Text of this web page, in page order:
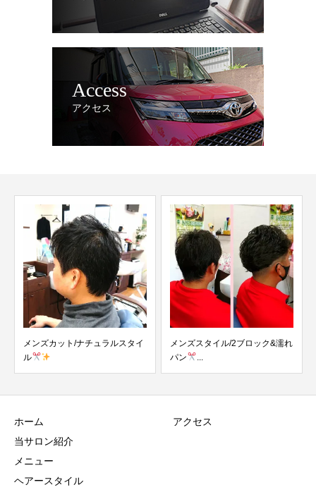
Access
アクセス
メンズカット/ナチュラルスタイ
ル
メンズスタイル/2ブロック&濡れ
パン
...
ホーム
当サロン紹介
メニュー
ヘアースタイル
アクセス